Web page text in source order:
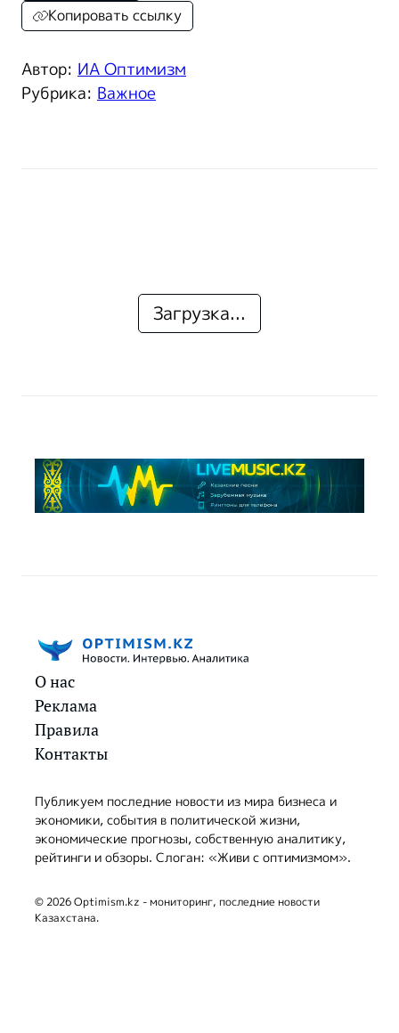
Автор: ИА Оптимизм
Рубрика: Важное
Копировать ссылку
Загрузка...
О нас
Реклама
Правила
Контакты
Публикуем последние новости из мира бизнеса и
экономики, события в политической жизни,
экономические прогнозы, собственную аналитику,
рейтинги и обзоры. Слоган: «Живи с оптимизмом».
© 2026 Optimism.kz - мониторинг, последние новости
Казахстана.